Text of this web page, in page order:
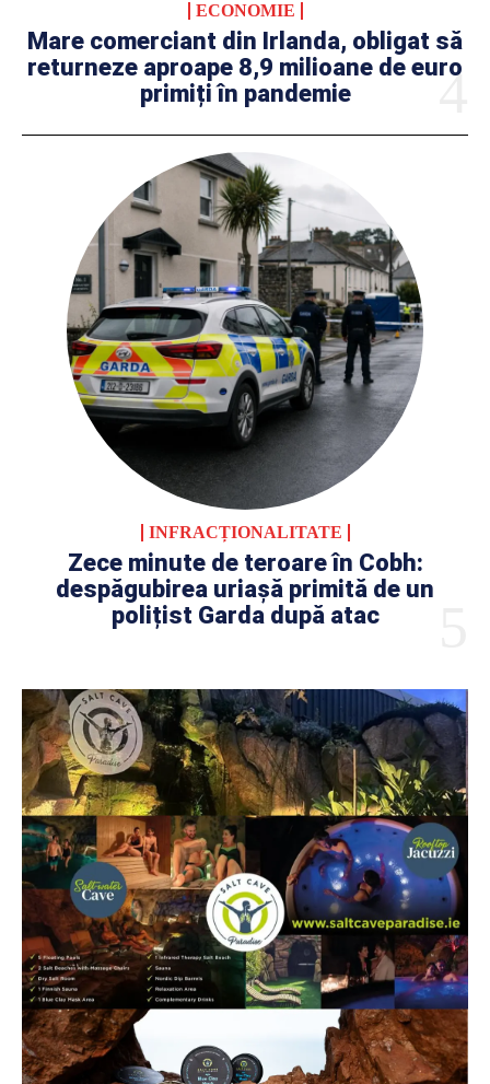
ECONOMIE
Mare comerciant din Irlanda, obligat să
returneze aproape 8,9 milioane de euro
primiți în pandemie
INFRACȚIONALITATE
Zece minute de teroare în Cobh:
despăgubirea uriașă primită de un
polițist Garda după atac